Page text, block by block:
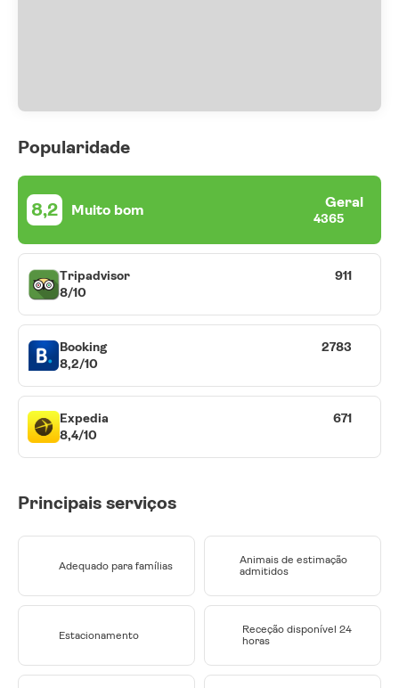
Popularidade
8,2 Muito bom Geral
4365
Tripadvisor
8/10
911
Booking
8,2/10
2783
Expedia
8,4/10
671
Principais serviços
Adequado para famílias
Animais de estimação
admitidos
Estacionamento
Receção disponível 24
horas